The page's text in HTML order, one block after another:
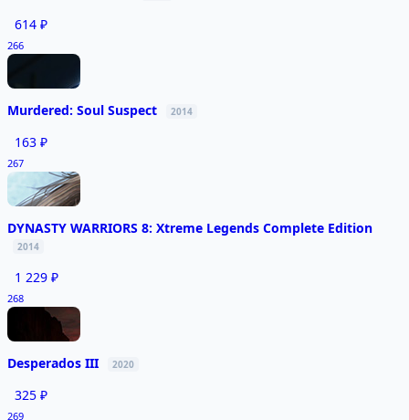
614 ₽
266
Murdered: Soul Suspect 2014
163 ₽
267
DYNASTY WARRIORS 8: Xtreme Legends Complete Edition
2014
1 229 ₽
268
Desperados III 2020
325 ₽
269